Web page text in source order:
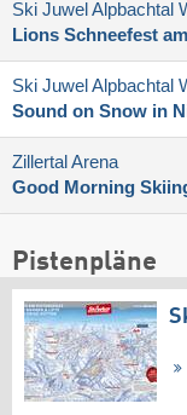
Ski Juwel Alpbachtal
Lions Schneefest
Ski Juwel Alpbachtal
Sound on Snow in
Zillertal Arena
Good Morning
Pistenpläne